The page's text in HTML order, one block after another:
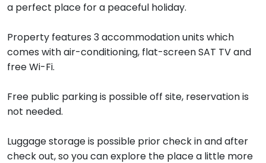
a perfect place for a peaceful holiday.
Property features 3 accommodation units which
comes with air-conditioning, flat-screen SAT TV and
free Wi-Fi.
Free public parking is possible off site, reservation is
not needed.
Luggage storage is possible prior check in and after
check out, so you can explore the place a little more